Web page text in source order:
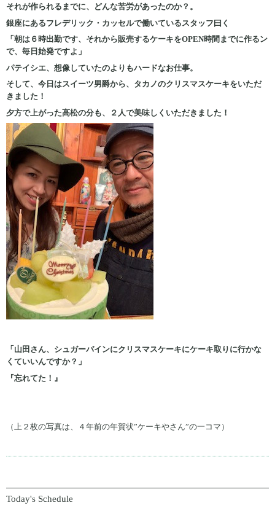
それが作られるまでに、どんな苦労があったのか？。
銀座にあるフレデリック・カッセルで働いているスタッフ曰く
「朝は６時出勤です、それから販売するケーキをOPEN時間までに作るン
で、毎日始発ですよ」
パテイシエ、想像していたのよりもハードなお仕事。
そして、今日はスイーツ男爵から、タカノのクリスマスケーキをいただ
きました！
夕方で上がった高松の分も、２人で美味しくいただきました！
「山田さん、シュガーバインにクリスマスケーキにケーキ取りに行かな
くていいんですか？」
『忘れてた！』
（上２枚の写真は、４年前の年賀状”ケーキやさん”の一コマ）
Today's Schedule